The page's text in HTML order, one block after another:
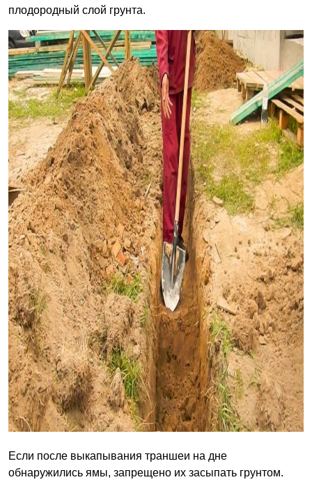
плодородный слой грунта.
Если после выкапывания траншеи на дне
обнаружились ямы, запрещено их засыпать грунтом.